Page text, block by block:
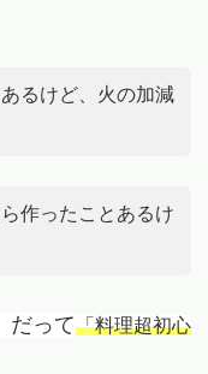
るけど、火の加減
作ったことあるけ
だって「料理超初心